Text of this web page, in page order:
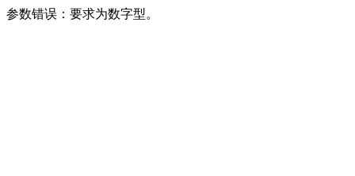
参数错误：要求为数字型。